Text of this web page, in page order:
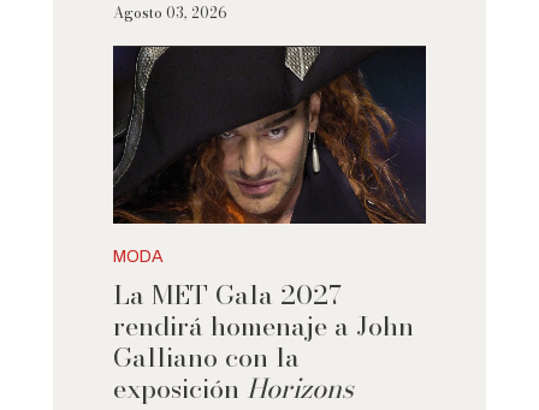
Agosto 03, 2026
MODA
La MET Gala 2027
rendirá homenaje a John
Galliano con la
exposición Horizons